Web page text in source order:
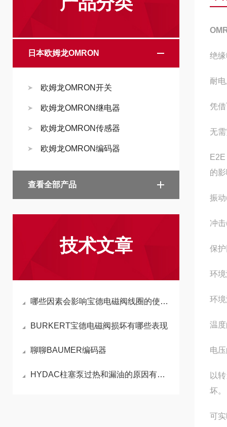
日本欧姆龙OMRON
欧姆龙OMRON开关
欧姆龙OMRON继电器
欧姆龙OMRON传感器
欧姆龙OMRON编码器
查看全部产品
技术文章
哪些因素会影响宝德电磁阀线圈的使用效果
BURKERT宝德电磁阀损坏有哪些表现
聊聊BAUMER编码器
HYDAC柱塞泵过热和漏油的原因有哪些
绝
耐
凭
无
的
振
冲
保
环
环
温
电
以
坏。
可